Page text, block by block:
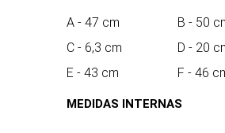
KM1227-3PK
A - 47 cm
B - 50
C - 6,3 cm
D - 20
E - 43 cm
F - 46
MEDIDAS INTERNAS